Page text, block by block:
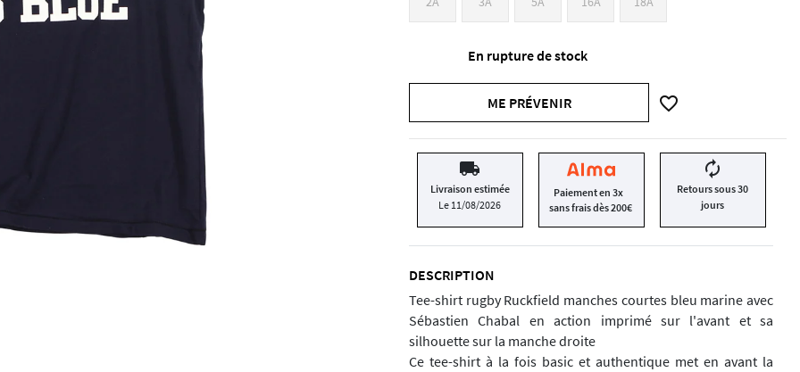
En rupture de stock
favorite_border
ME PRÉVENIR
local_shipping
Livraison estimée
Le 11/08/2026
Paiement en 3x
sans frais dès 200€
autorenew
Retours sous 30
jours
DESCRIPTION
Tee-shirt rugby Ruckfield manches courtes bleu marine avec
Sébastien Chabal en action imprimé sur l'avant et sa
silhouette sur la manche droite
Ce tee-shirt à la fois basic et authentique met en avant la